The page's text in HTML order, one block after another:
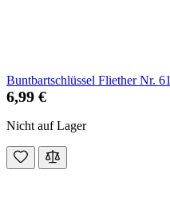
Buntbartschlüssel Fliether Nr. 61
6,99 €
Nicht auf Lager